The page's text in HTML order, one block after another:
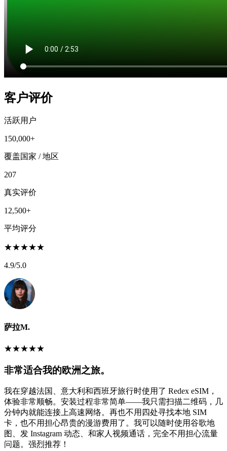
客户评价
活跃用户
150,000+
覆盖国家 / 地区
207
真实评价
12,500+
平均评分
★★★★★
4.9/5.0
萨拉M.
★★★★★
非常适合我的欧洲之旅。
我在穿越法国、意大利和西班牙旅行时使用了 Redex eSIM，
体验非常顺畅。安装过程非常简单——我只需扫描二维码，几
分钟内就能连接上高速网络。再也不用四处寻找本地 SIM
卡，也不用担心昂贵的漫游费用了。我可以随时使用谷歌地
图、发 Instagram 动态、和家人视频通话，完全不用担心流量
问题。强烈推荐！